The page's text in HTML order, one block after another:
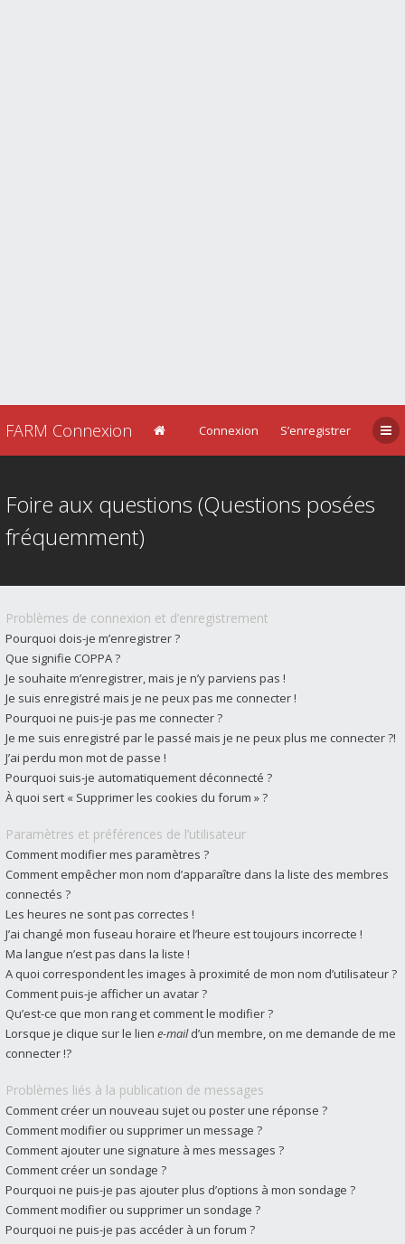
FARM Connexion Connexion S’enregistrer
Foire aux questions (Questions posées
fréquemment)
Problèmes de connexion et d’enregistrement
Pourquoi dois-je m’enregistrer ?
Que signifie COPPA ?
Je souhaite m’enregistrer, mais je n’y parviens pas !
Je suis enregistré mais je ne peux pas me connecter !
Pourquoi ne puis-je pas me connecter ?
Je me suis enregistré par le passé mais je ne peux plus me connecter ?!
J’ai perdu mon mot de passe !
Pourquoi suis-je automatiquement déconnecté ?
À quoi sert « Supprimer les cookies du forum » ?
Paramètres et préférences de l’utilisateur
Comment modifier mes paramètres ?
Comment empêcher mon nom d’apparaître dans la liste des membres
connectés ?
Les heures ne sont pas correctes !
J’ai changé mon fuseau horaire et l’heure est toujours incorrecte !
Ma langue n’est pas dans la liste !
A quoi correspondent les images à proximité de mon nom d’utilisateur ?
Comment puis-je afficher un avatar ?
Qu’est-ce que mon rang et comment le modifier ?
Lorsque je clique sur le lien e-maild’un membre, on me demande de me
connecter !?
Problèmes liés à la publication de messages
Comment créer un nouveau sujet ou poster une réponse ?
Comment modifier ou supprimer un message ?
Comment ajouter une signature à mes messages ?
Comment créer un sondage ?
Pourquoi ne puis-je pas ajouter plus d’options à mon sondage ?
Comment modifier ou supprimer un sondage ?
Pourquoi ne puis-je pas accéder à un forum ?